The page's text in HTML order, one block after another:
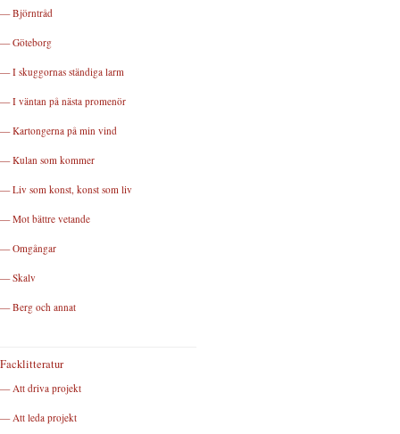
— Björntråd
— Göteborg
— I skuggornas ständiga larm
— I väntan på nästa promenör
— Kartongerna på min vind
— Kulan som kommer
— Liv som konst, konst som liv
— Mot bättre vetande
— Omgångar
— Skalv
— Berg och annat
Facklitteratur
— Att driva projekt
— Att leda projekt